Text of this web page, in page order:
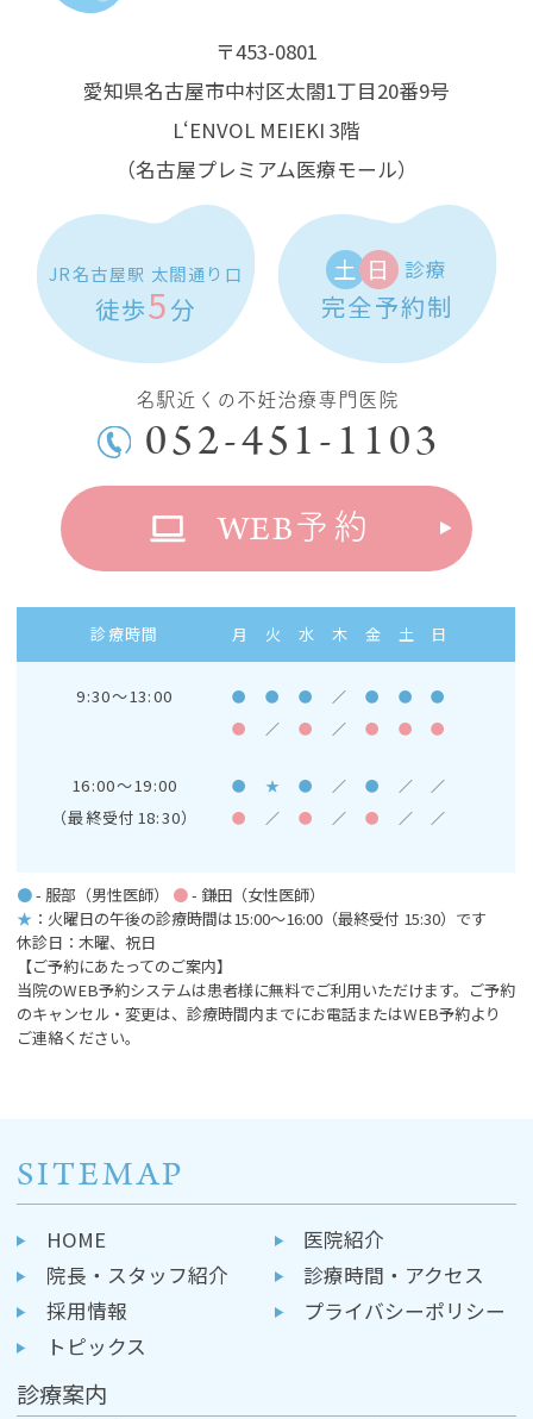
〒453-0801
愛知県名古屋市中村区太閤1丁目20番9号
L‘ENVOL MEIEKI 3階
（名古屋プレミアム医療モール）
JR名古屋駅 太閤通り口
徒歩5分
土 日 診療
完全予約制
名駅近くの不妊治療専門医院
052-451-1103
WEB予約
診療時間 月 火 水 木 金 土 日
9:30～13:00 ● ● ● ／ ● ●
●
●
／ ● ／ ● ● ●
16:00～19:00 ● ★ ● ／ ● ／ ／
（最終受付18:30） ● ／ ● ／ ● ／ ／
●- 服部（男性医師） ●- 鎌田（女性医師）
★ ：火曜日の午後の診療時間は15:00～16:00 （最終受付 15:30）です
休診日：木曜、祝日
【ご予約にあたってのご案内】
当院のWEB予約システムは患者様に無料でご利用いただけます。ご予約
のキャンセル・変更は、診療時間内までにお電話またはWEB予約より
ご連絡ください。
SITEMAP
HOME
医院紹介
院長・スタッフ紹介
診療時間・アクセス
採用情報
プライバシーポリシー
トピックス
診療案内